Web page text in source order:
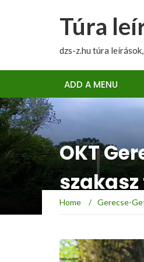
Túra
dzs-z.hu túra
ADD A MENU
OKT
Home / Gerecse-